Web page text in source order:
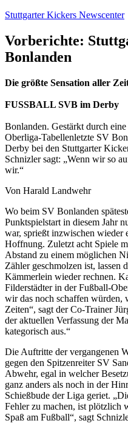
Zum
springen
Stuttgarter Kickers Newscenter
Vorberichte:
Bonlanden
Die größte Sensation aller
FUSSBALL SVB im Derby
Bonlanden. Gestärkt durch
Oberliga-Tabellenletzte SV
Derby bei den Stuttgarter
Schnizler sagt: „Wenn wir so
wir.“
Von Harald Landwehr
Wo beim SV Bonlanden
Punktspielstart in diesem Jahr
war, sprießt inzwischen wieder
Hoffnung. Zuletzt acht Spiele
Abstand zu einem möglichen
Zähler geschmolzen ist, lassen
Kämmerlein wieder rechnen.
Filderstädter in der Fußball-
wir das noch schaffen würden,
Zeiten“, sagt der Co-Trainer
der aktuellen Verfassung der
kategorisch aus.“
Die Auftritte der vergangenen
gegen den Spitzenreiter SV
Abwehr, egal in welcher
ganz anders als noch in der
Schießbude der Liga geriet.
Fehler zu machen, ist plötzlich
Spaß am Fußball“, sagt